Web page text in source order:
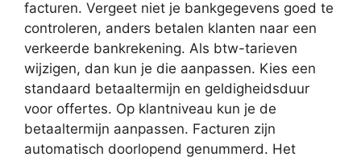
facturen. Vergeet niet je bankgegevens goed te
controleren, anders betalen klanten naar een
verkeerde bankrekening. Als btw-tarieven
wijzigen, dan kun je die aanpassen. Kies een
standaard betaaltermijn en geldigheidsduur
voor offertes. Op klantniveau kun je de
betaaltermijn aanpassen. Facturen zijn
automatisch doorlopend genummerd. Het